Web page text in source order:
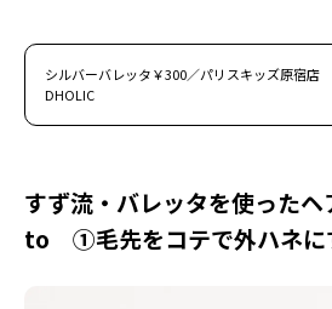
シルバーバレッタ￥300／パリスキッズ原宿店
DHOLIC
すず流・バレッタを使った
to ①毛先をコテで外ハネに